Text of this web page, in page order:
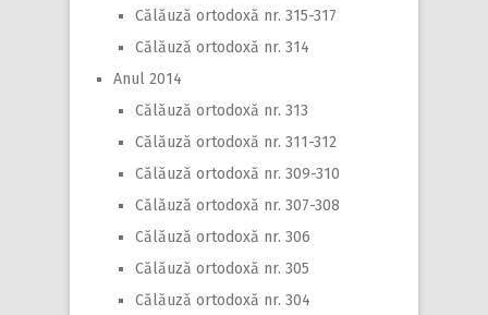
Călăuză ortodoxă nr. 315-317
Călăuză ortodoxă nr. 314
Anul 2014
Călăuză ortodoxă nr. 313
Călăuză ortodoxă nr. 311-312
Călăuză ortodoxă nr. 309-310
Călăuză ortodoxă nr. 307-308
Călăuză ortodoxă nr. 306
Călăuză ortodoxă nr. 305
Călăuză ortodoxă nr. 304